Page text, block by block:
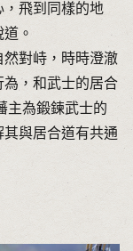
飛到同樣的地
。
對峙，時時澄澈
，和武士的居合
主為鍛鍊武士的
與居合道有共通